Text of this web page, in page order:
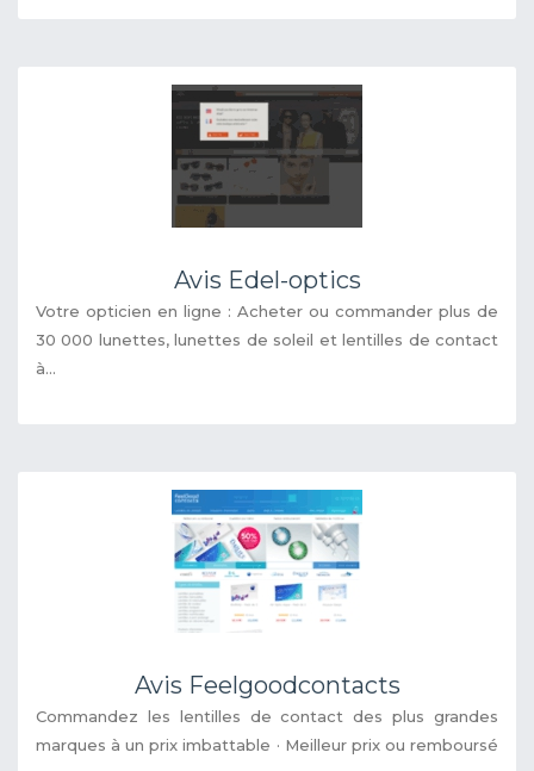
Avis Edel-optics
Votre opticien en ligne : Acheter ou commander plus de
30 000 lunettes, lunettes de soleil et lentilles de contact
à...
Avis Feelgoodcontacts
Commandez les lentilles de contact des plus grandes
marques à un prix imbattable · Meilleur prix ou remboursé